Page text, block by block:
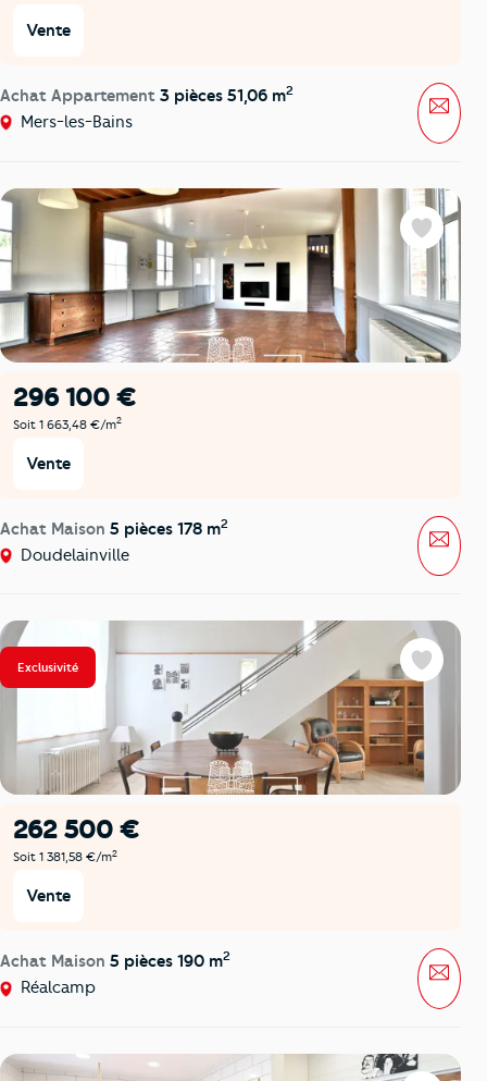
Vente
Achat Appartement 3 pièces 51,06 m2
Mers-les-Bains
296 100 €
Soit 1 663,48 €/m2
Vente
Achat Maison 5 pièces 178 m2
Doudelainville
Favoris
Exclusivité
262 500 €
Soit 1 381,58 €/m2
Vente
Achat Maison 5 pièces 190 m2
Réalcamp
Favoris